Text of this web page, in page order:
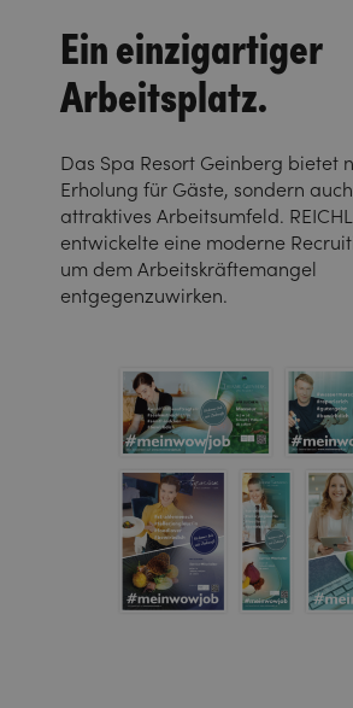
Ein einzigartiger
Arbeitsplatz.
Das Spa Resort Geinberg bietet
Erholung für Gäste, sondern
attraktives Arbeitsumfeld.
entwickelte eine moderne
um dem Arbeitskräftemangel
entgegenzuwirken.